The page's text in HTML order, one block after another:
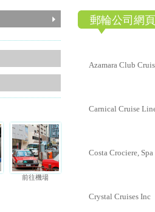
前往機場
郵輪公司網頁
Azamara Club
Carnical Cruise
Costa Crociere, Spa
Crystal Cruises Inc